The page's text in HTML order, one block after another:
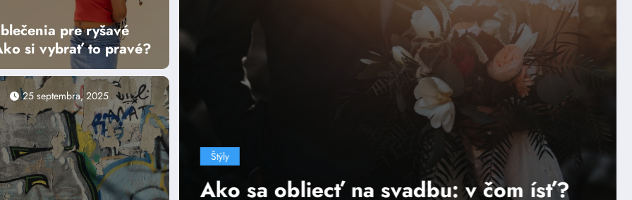
pre ryšavé
si vybrať to pravé?
25 septembra, 2025
sa obliecť na svadbu: v čom ísť?
Štýly
Módne široké
štýlové!